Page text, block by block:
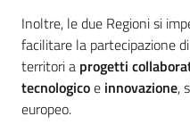
Inoltre, le due Regioni si
facilitare la partecipazione
territori a progetti
tecnologicoe innovazione,
europeo.